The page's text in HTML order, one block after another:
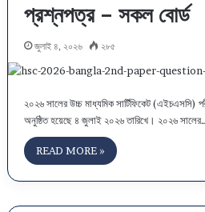
প্রশ্নপত্র – সকল বোর্ড
জুলাই ৪, ২০২৬ ২৮৫
২০২৬ সালের উচ্চ মাধ্যমিক সার্টিফিকেট (এইচএসসি)
অনুষ্ঠিত হয়েছে ৪ জুলাই ২০২৬ তারিখে। ২০২৬
READ MORE »